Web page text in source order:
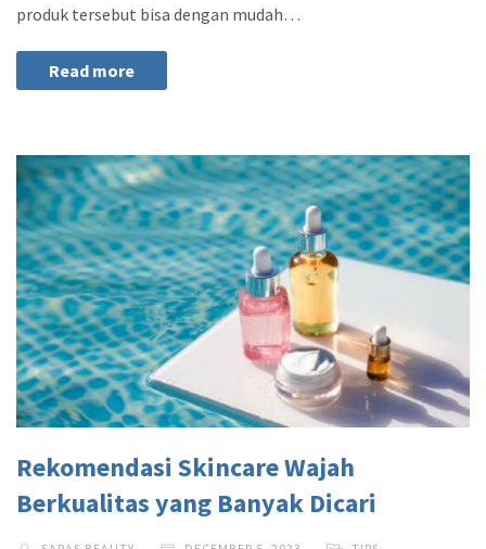
produk tersebut bisa dengan mudah…
Read more
Rekomendasi Skincare Wajah
Berkualitas yang Banyak Dicari